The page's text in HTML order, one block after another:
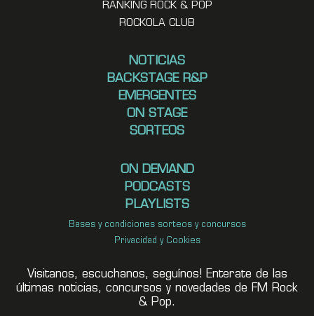
RANKING ROCK & POP
ROCKOLA CLUB
NOTICIAS
BACKSTAGE R&P
EMERGENTES
ON STAGE
SORTEOS
ON DEMAND
PODCASTS
PLAYLISTS
Bases y condiciones sorteos y concursos
Privacidad y Cookies
Visitanos, escuchanos, seguínos! Enterate de las
últimas noticias, concursos y novedades de FM Rock
& Pop.